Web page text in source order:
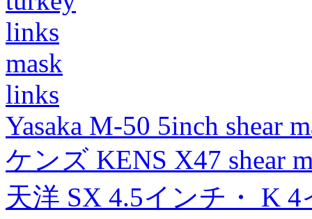
links
mask
links
Yasaka M-50 5inch shear
ケンズ KENS X47 shear
天洋 SX 4.5インチ・ K